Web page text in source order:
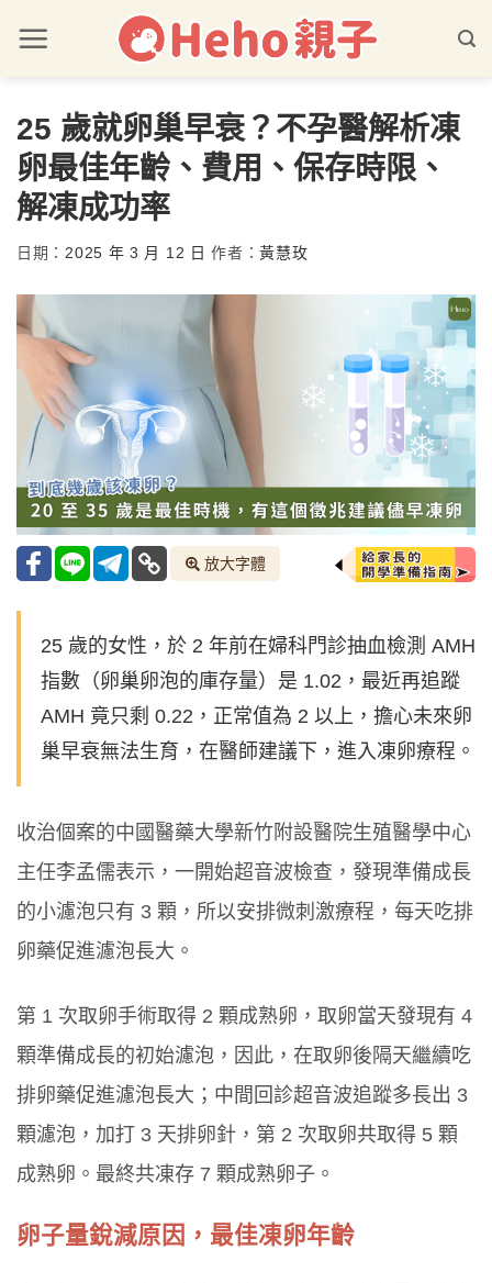
25 歲就卵巢早衰？不孕醫解析凍
卵最佳年齡、費用、保存時限、
解凍成功率
日期： 2025 年 3 月 12 日 作者：黃慧玫
放大字體
25 歲的女性，於 2 年前在婦科門診抽血檢測 AMH
指數（卵巢卵泡的庫存量）是 1.02，最近再追蹤
AMH 竟只剩 0.22，正常值為 2 以上，擔心未來卵
巢早衰無法生育，在醫師建議下，進入凍卵療程。
收治個案的中國醫藥大學新竹附設醫院生殖醫學中心
主任李孟儒表示，一開始超音波檢查，發現準備成長
的小濾泡只有 3 顆，所以安排微刺激療程，每天吃排
卵藥促進濾泡長大。
第 1 次取卵手術取得 2 顆成熟卵，取卵當天發現有 4
顆準備成長的初始濾泡，因此，在取卵後隔天繼續吃
排卵藥促進濾泡長大；中間回診超音波追蹤多長出 3
顆濾泡，加打 3 天排卵針，第 2 次取卵共取得 5 顆
成熟卵。最終共凍存 7 顆成熟卵子。
卵子量銳減原因，最佳凍卵年齡